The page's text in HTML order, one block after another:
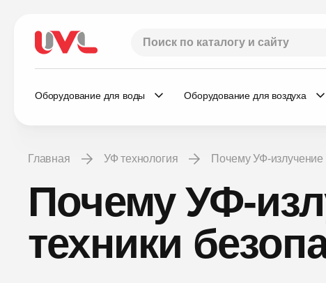
Оборудование для воды Оборудование для воздуха
Главная УФ технология Почему УФ-
Почему УФ-
техники